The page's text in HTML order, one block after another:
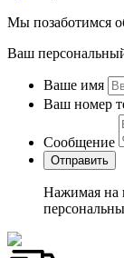
Мы позаботимся
Ваш
Ваше имя
Ваш номер
Сообщение
Нажимая на